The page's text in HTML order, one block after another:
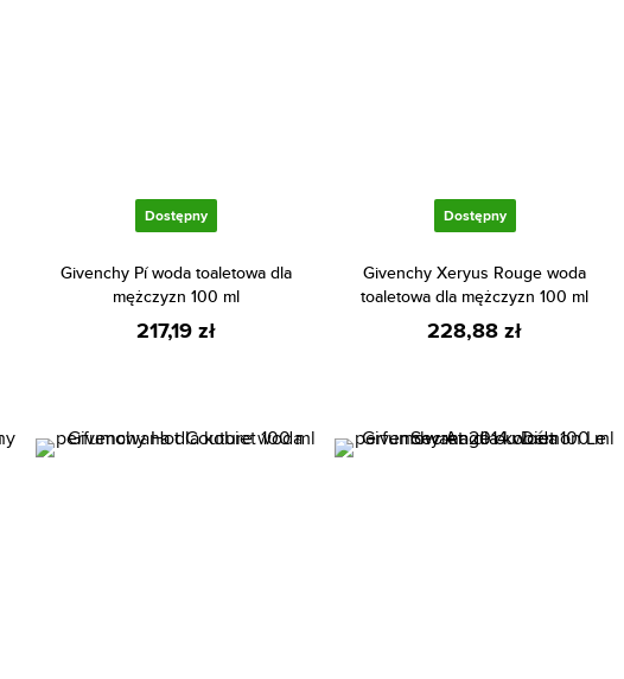
Dostępny
Givenchy Pí woda toaletowa dla
mężczyzn 100 ml
217,19 zł
Dostępny
Givenchy Xeryus Rouge woda
toaletowa dla mężczyzn 100 ml
228,88 zł